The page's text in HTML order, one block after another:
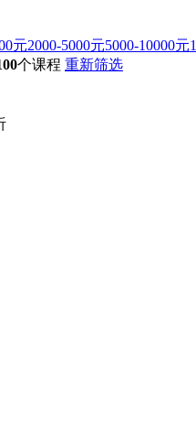
元2000-5000元5000-10000元
个课程 重新筛选